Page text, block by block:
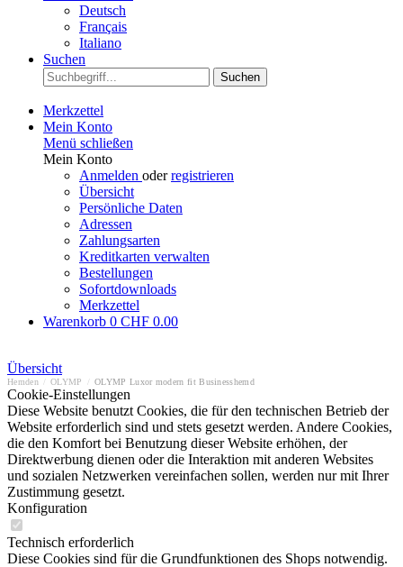
Deutsch
Français
Italiano
Suchen
Suchen
Merkzettel
Mein Konto
Menü schließen
Mein Konto
Anmelden oderregistrieren
Übersicht
Persönliche Daten
Adressen
Zahlungsarten
Kreditkarten verwalten
Bestellungen
Sofortdownloads
Merkzettel
Warenkorb 0 CHF 0.00
Übersicht
Hemden OLYMP OLYMP Luxor modern fit Businesshemd
Cookie-Einstellungen
Diese Website benutzt Cookies, die für den technischen Betrieb der
Website erforderlich sind und stets gesetzt werden. Andere Cookies,
die den Komfort bei Benutzung dieser Website erhöhen, der
Direktwerbung dienen oder die Interaktion mit anderen Websites
und sozialen Netzwerken vereinfachen sollen, werden nur mit Ihrer
Zustimmung gesetzt.
Konfiguration
Technisch erforderlich
Diese Cookies sind für die Grundfunktionen des Shops notwendig.